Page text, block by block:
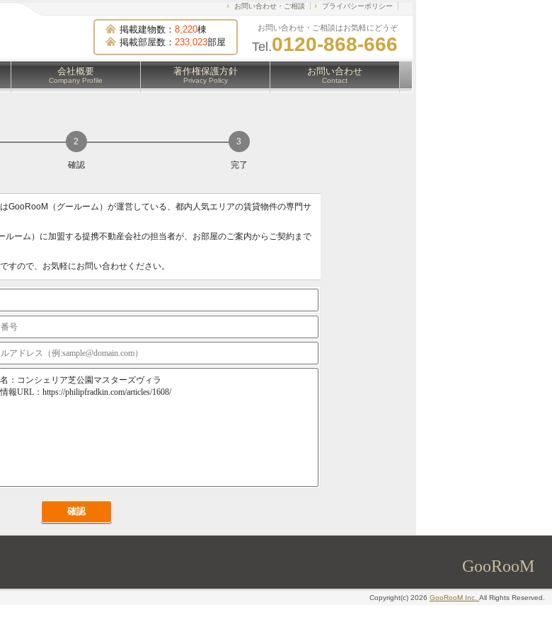
掲載建物数： 8,220棟
掲載部屋数： 233,023部屋
お問い合わせ・ご相談はお気軽にどうぞ
Tel.0120-868-666
お問い合わせ・ご相談 プライバシーポリシー
会社概要
Company Profile
著作権保護方針
Privacy Policy
お問い合わせ
Contact
確認 完了
GooRooM（グールーム）が運営している、都内人気エリアの賃貸物件の専門サ
ーム）に加盟する提携不動産会社の担当者が、お部屋のご案内からご契約まで
すので、お気軽にお問い合わせください。
確認
GooRooM
Copyright(c) 2026 GooRooM Inc. All Rights Reserved.